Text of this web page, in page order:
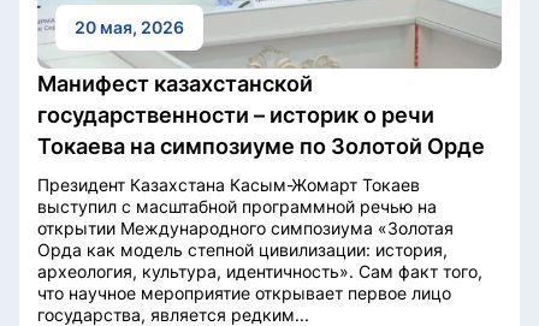
20 мая, 2026
Манифест казахстанской
государственности – историк о речи
Токаева на симпозиуме по Золотой Орде
Президент Казахстана Касым-Жомарт Токаев
выступил с масштабной программной речью на
открытии Международного симпозиума «Золотая
Орда как модель степной цивилизации: история,
археология, культура, идентичность». Сам факт того,
что научное мероприятие открывает первое лицо
государства, является редким...